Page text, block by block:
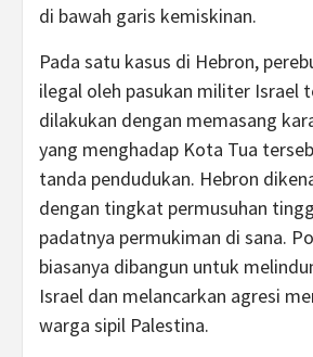
di bawah garis kemiskinan.
Pada satu kasus di Hebron,
ilegal oleh pasukan militer Israel
dilakukan dengan memasang
yang menghadap Kota Tua
tanda pendudukan. Hebron
dengan tingkat permusuhan
padatnya permukiman di sana.
biasanya dibangun untuk
Israel dan melancarkan agresi
warga sipil Palestina.